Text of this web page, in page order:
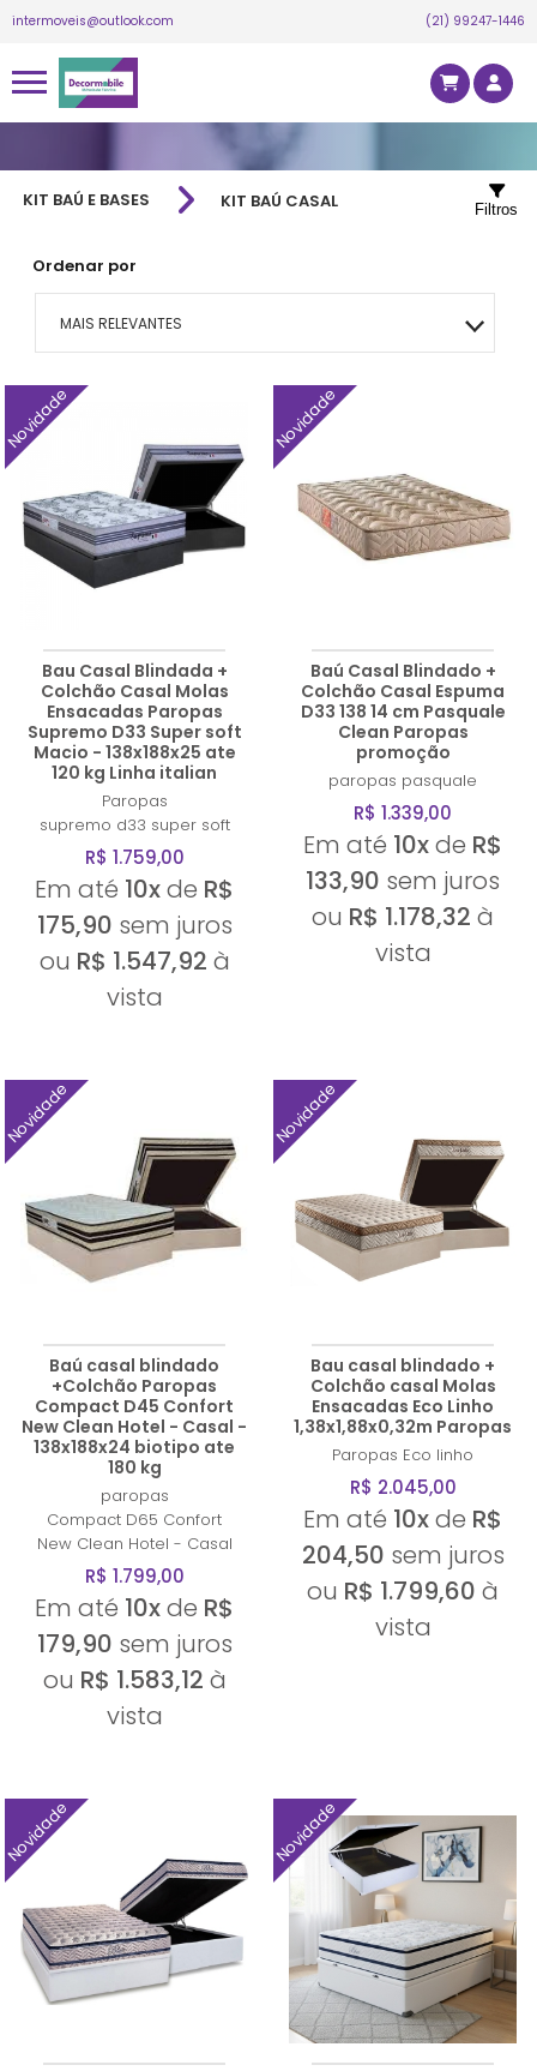
intermoveis@outlook.com (21) 99247-1446
KIT BAÚ E BASES KIT BAÚ CASAL
Ordenar por
MAIS RELEVANTES
MAIS VENDIDOS
MENOR PREÇO
MAIOR PREÇO
A - Z
Filtros
Novidade
Bau Casal Blindada +
Colchão Casal Molas
Ensacadas Paropas
Supremo D33 Super soft
Macio - 138x188x25 ate
120 kg Linha italian
Paropas
supremo d33 super soft
R$ 1.759,00
Em até 10xde R$
175,90 sem juros
ou R$ 1.547,92 à
vista
Novidade
Baú Casal Blindado +
Colchão Casal Espuma
D33 138 14 cm Pasquale
Clean Paropas
promoção
paropas pasquale
R$ 1.339,00
Em até 10xde R$
133,90 sem juros
ou R$ 1.178,32 à
vista
Novidade
Baú casal blindado
+Colchão Paropas
Compact D45 Confort
New Clean Hotel - Casal -
138x188x24 biotipo ate
180 kg
paropas
Compact D65 Confort
New Clean Hotel - Casal
R$ 1.799,00
Em até 10xde R$
179,90 sem juros
ou R$ 1.583,12 à
vista
Novidade
Bau casal blindado +
Colchão casal Molas
Ensacadas Eco Linho
1,38x1,88x0,32m Paropas
Paropas Eco linho
R$ 2.045,00
Em até 10xde R$
204,50 sem juros
ou R$ 1.799,60 à
vista
Novidade Novidade